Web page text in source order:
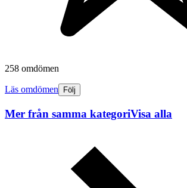
258 omdömen
Läs omdömen Följ
Mer från samma kategoriVisa alla